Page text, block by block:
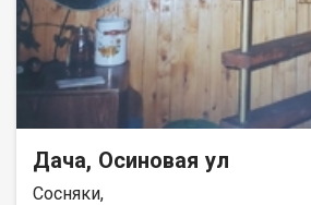
Звоните с 9:00 до 22:00. Будем рады
вопросы ! Зубанова Ирина
Дача, Осиновая ул
Сосняки,